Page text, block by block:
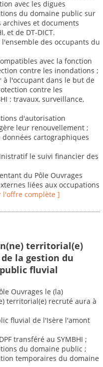
avec les digues
du domaine public sur
et documents
et de DT-DICT.
des occupants du
avec la fonction
contre les inondations ;
l'occupant dans le but de
contre les
: travaux, surveillance,
d'autorisation
leur renouvellement ;
cartographiques
le suivi financier des
du Pôle Ouvrages
liées aux occupations
l'offre complète ]
territorial(e)
la gestion du
fluvial
Ouvrages le (la)
territorial(e) recruté aura à
fluvial de l'Isère l'amont
transféré au SYMBHI ;
du domaine public ;
temporaires du domaine